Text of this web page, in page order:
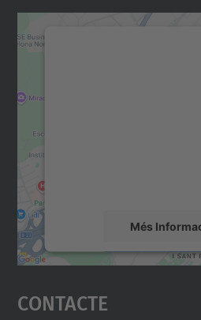
Més
Accepta
powered by
Contacte